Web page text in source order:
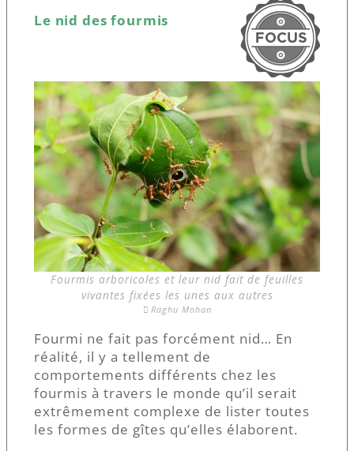
Le nid des fourmis
Fourmis arboricoles et leur nid fait de feuilles
vivantes fixées les unes aux autres
Raghu Mohan
Fourmi ne fait pas forcément nid… En
réalité, il y a tellement de
comportements différents chez les
fourmis à travers le monde qu’il serait
extrêmement complexe de lister toutes
les formes de gîtes qu’elles élaborent.